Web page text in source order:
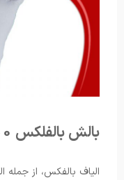
بالش بالفلکس 1100 گرمی (ساتن)
الیاف بالفکس، از